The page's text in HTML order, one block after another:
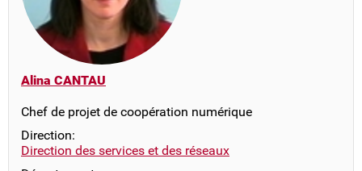
Alina CANTAU
Chef de projet de coopération numérique
Direction:
Direction des services et des réseaux